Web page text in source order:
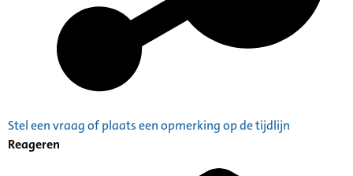
Stel een vraag of plaats een opmerking op de tijdlijn
Reageren